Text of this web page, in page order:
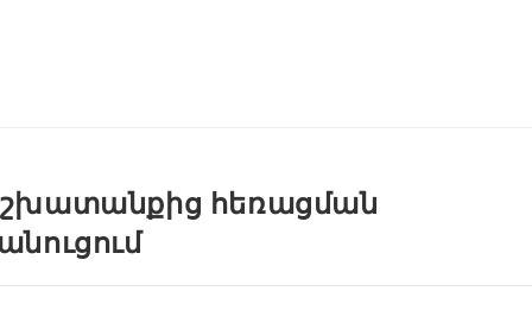
հեռացման